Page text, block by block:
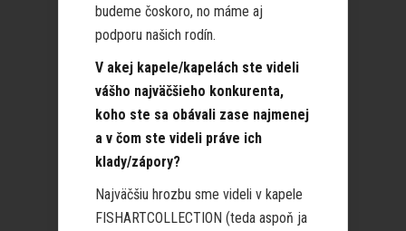
budeme čoskoro, no máme aj
podporu našich rodín.
V akej kapele/kapelách ste videli
vášho najväčšieho konkurenta,
koho ste sa obávali zase najmenej
a v čom ste videli práve ich
klady/zápory?
Najväčšiu hrozbu sme videli v kapele
FISHARTCOLLECTION (teda aspoň ja